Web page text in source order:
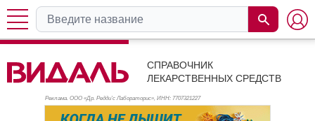
СПРАВОЧНИК
ЛЕКАРСТВЕННЫХ СРЕДСТВ
Реклама. ООО «Др. Редди’с Лабораторис», ИНН: 7707321227